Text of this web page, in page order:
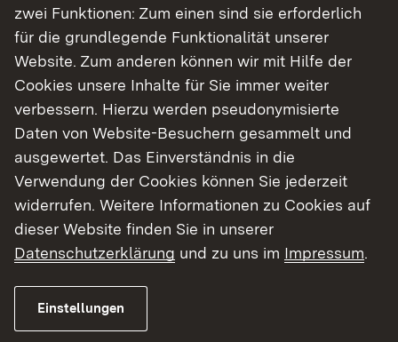
Studienplatz. Außerdem gibt's eine Schritt-für-
Schritt-Anleitung zu deinem Traum-Studium.
Finde dein Studium in Baden-Württemberg
zwei Funktionen: Zum einen sind sie erforderlich
für die grundlegende Funktionalität unserer
Website. Zum anderen können wir mit Hilfe der
Cookies unsere Inhalte für Sie immer weiter
verbessern. Hierzu werden pseudonymisierte
Daten von Website-Besuchern gesammelt und
ausgewertet. Das Einverständnis in die
Verwendung der Cookies können Sie jederzeit
widerrufen. Weitere Informationen zu Cookies auf
dieser Website finden Sie in unserer
Datenschutzerklärung und zu uns im Impressum.
Einstellungen